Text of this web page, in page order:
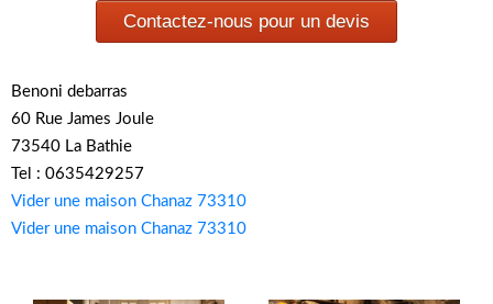
Contactez-nous pour un devis
Benoni debarras
60 Rue James Joule
73540 La Bathie
Tel : 0635429257
Vider une maison Chanaz 73310
Vider une maison Chanaz 73310